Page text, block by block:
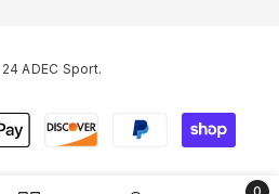
ADEC Sport.
Payment
methods